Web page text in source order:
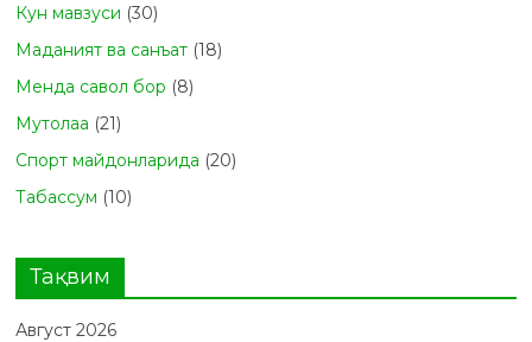
Кун мавзуси (30)
Маданият ва санъат (18)
Менда савол бор (8)
Мутолаа (21)
Спорт майдонларида (20)
Табасcум (10)
Тақвим
Август 2026